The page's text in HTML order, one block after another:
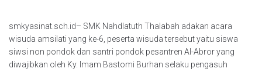
smkyasinat.sch.id– SMK Nahdlatuth Thalabah adakan acara
wisuda amsilati yang ke-6, peserta wisuda tersebut yaitu siswa
siwsi non pondok dan santri pondok pesantren Al-Abror yang
diwajibkan oleh Ky. Imam Bastomi Burhan selaku pengasuh